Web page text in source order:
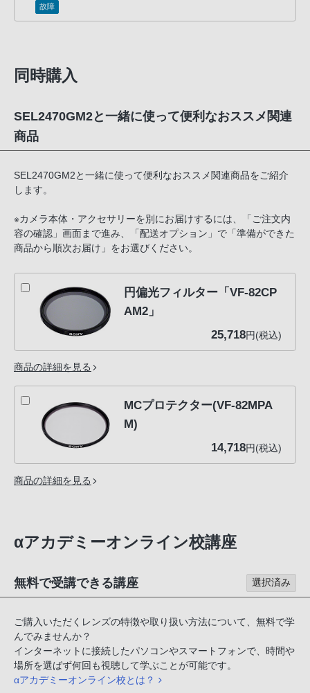
故障
同時購入
SEL2470GM2と一緒に使って便利なおススメ関連
商品
SEL2470GM2と一緒に使って便利なおススメ関連商品をご紹介
します。
※カメラ本体・アクセサリーを別にお届けするには、「ご注文内
容の確認」画面まで進み、「配送オプション」で「準備ができた
商品から順次お届け」をお選びください。
円偏光フィルター「VF-82CP
AM2」
25,718円(税込)
商品の詳細を見る
MCプロテクター(VF-82MPA
M)
14,718円(税込)
商品の詳細を見る
αアカデミーオンライン校講座
無料で受講できる講座 選択済み
ご購入いただくレンズの特徴や取り扱い方法について、無料で学
んでみませんか？
インターネットに接続したパソコンやスマートフォンで、時間や
場所を選ばず何回も視聴して学ぶことが可能です。
αアカデミーオンライン校とは？